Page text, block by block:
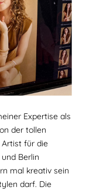
Expertise als
der tollen
Artist für die
Berlin
mal kreativ sein
darf. Die